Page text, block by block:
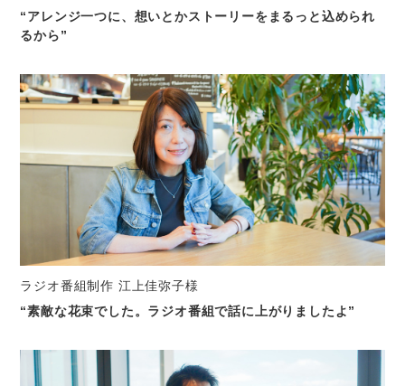
“アレンジ一つに、想いとかストーリーをまるっと込められ
るから”
ラジオ番組制作 江上佳弥子様
“素敵な花束でした。ラジオ番組で話に上がりましたよ”